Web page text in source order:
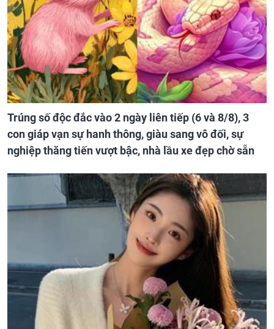
Trúng số độc đắc vào 2 ngày liên tiếp (6 và 8/8), 3
con giáp vạn sự hanh thông, giàu sang vô đối, sự
nghiệp thăng tiến vượt bậc, nhà lầu xe đẹp chờ sẵn